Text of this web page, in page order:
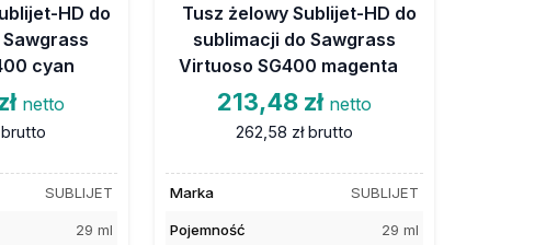
HD do
cyan
netto
brutto
SUBLIJET
29 ml
Tusz żelowy Sublijet-HD do
sublimacji do Sawgrass
Virtuoso SG400 magenta
213,48 zł netto
262,58 zł brutto
Marka SUBLIJET
Pojemność 29 ml